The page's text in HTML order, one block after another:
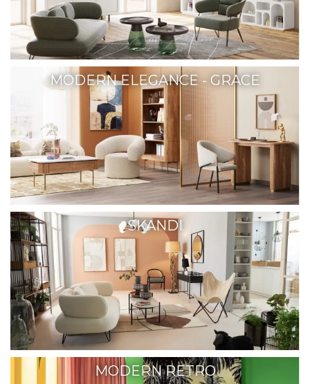
MODERN ELEGANCE - GRACE
SKANDI
MODERN RETRO